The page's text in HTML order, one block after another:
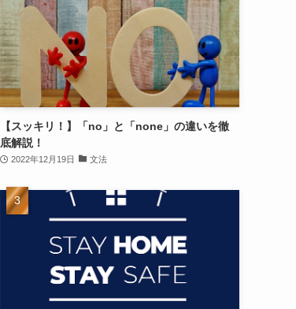
【スッキリ！】「no」と「none」の違いを徹
底解説！
2022年12月19日 文法